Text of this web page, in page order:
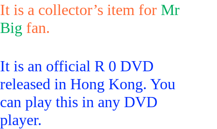
It is a collector’s item for Mr
Big fan.
It is an official R 0 DVD
released in Hong Kong. You
can play this in any DVD
player.